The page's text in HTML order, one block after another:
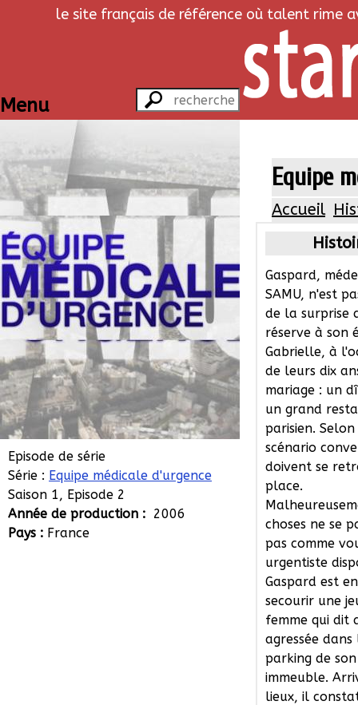
le site français de référence où talent rime
Menu
Episode de série
Série : Equipe médicale d'urgence
Saison 1, Episode 2
Année de production : 2006
Pays : France
Equipe
Accueil
Gaspard,
SAMU, n'est
de la surprise
réserve à son
Gabrielle, à
de leurs dix
mariage : un
un grand
parisien.
scénario
doivent se
place.
choses ne se
pas comme
urgentiste
Gaspard est
secourir une
femme qui dit
agressée dans
parking de son
immeuble.
lieux, il